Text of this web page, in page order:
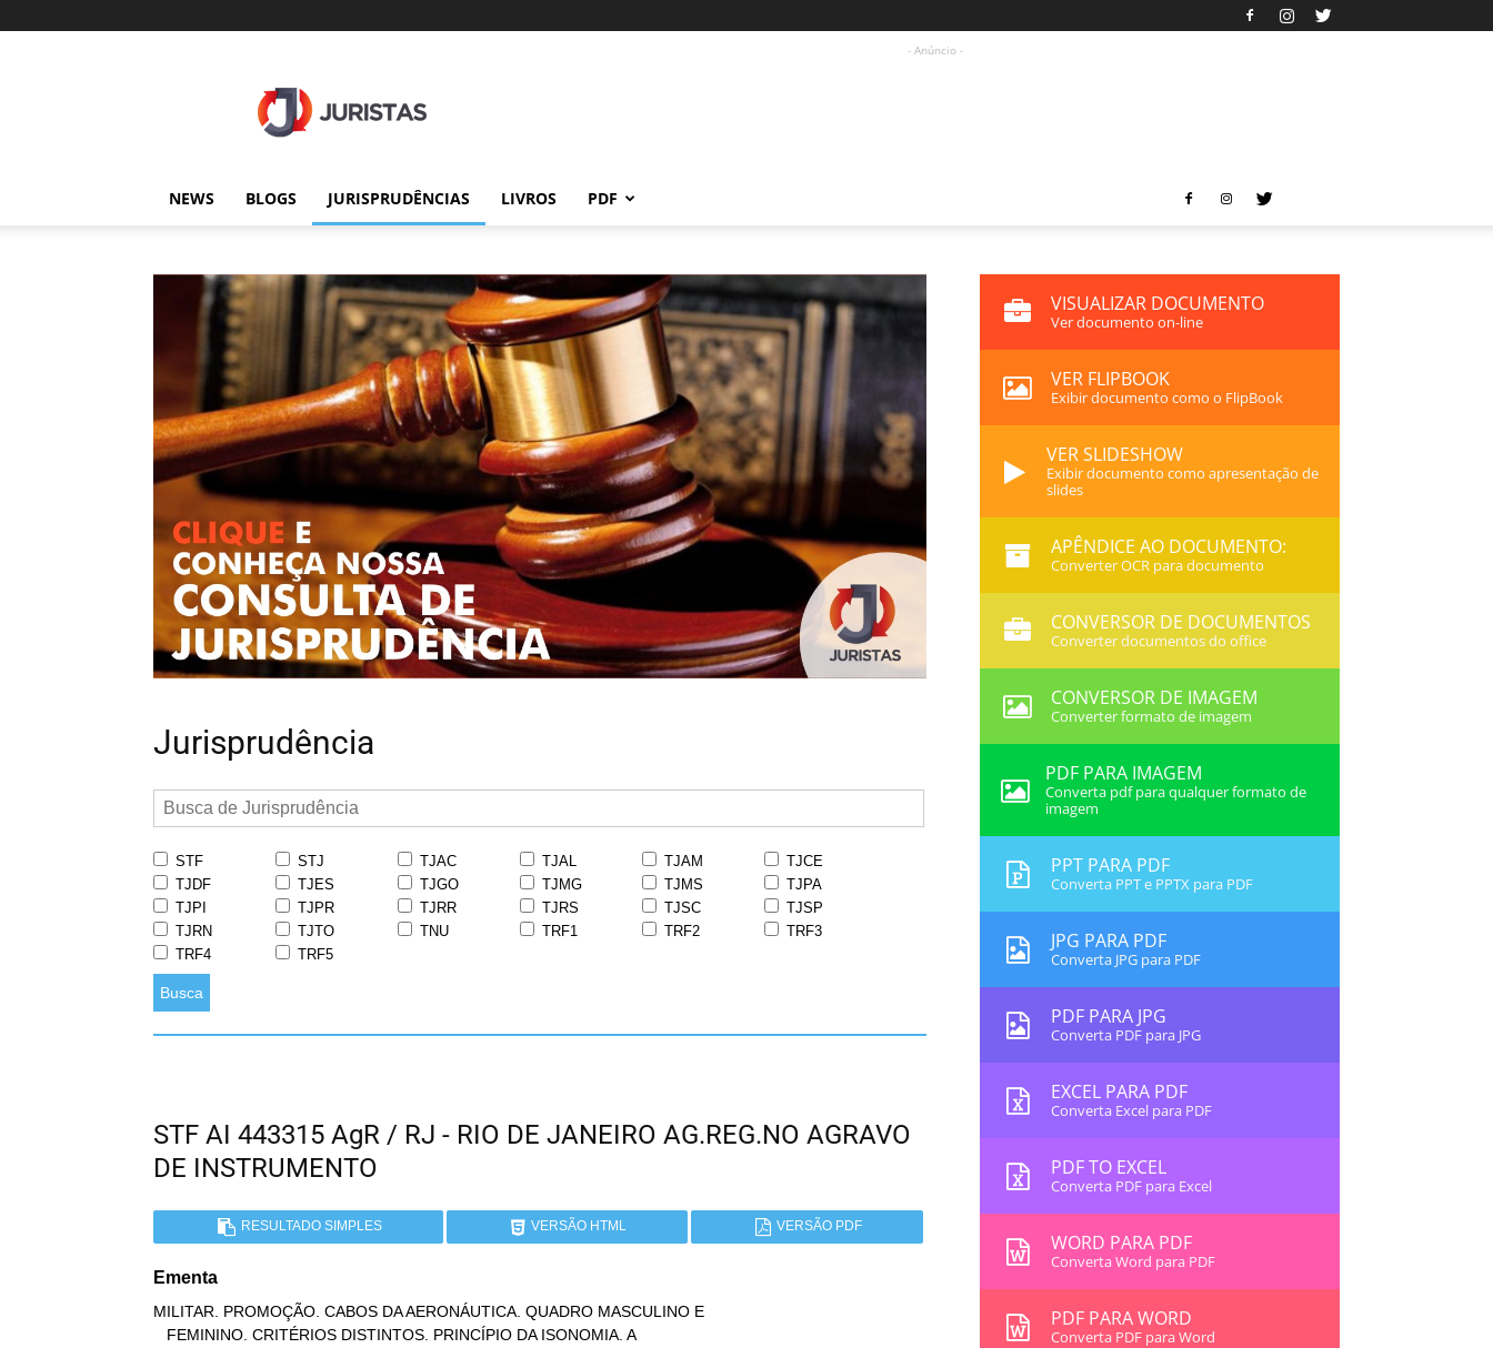
- Anúncio -
NEWS BLOGS JURISPRUDÊNCIAS LIVROS PDF
Jurisprudência
STF STJ TJAC TJAL TJAM
TJCE
TJDF
TJES TJGO TJMG TJMS
TJPA
TJPI
TJPR TJRR TJRS TJSC
TJSP
TJRN
TJTO TNU TRF1 TRF2
TRF3
TRF4
TRF5
Busca
STF AI 443315 AgR / RJ - RIO DE JANEIRO AG.REG.NO AGRAVO
DE INSTRUMENTO
RESULTADO SIMPLES VERSÃO HTML VERSÃO PDF
Ementa
MILITAR. PROMOÇÃO. CABOS DA AERONÁUTICA. QUADRO MASCULINO E
VISUALIZAR DOCUMENTO
Ver documento on-line
VER FLIPBOOK
Exibir documento como o FlipBook
VER SLIDESHOW
Exibir documento como apresentação de
slides
APÊNDICE AO DOCUMENTO:
Converter OCR para documento
CONVERSOR DE DOCUMENTOS
Converter documentos do office
CONVERSOR DE IMAGEM
Converter formato de imagem
PDF PARA IMAGEM
Converta pdf para qualquer formato de
imagem
PPT PARA PDF
Converta PPT e PPTX para PDF
JPG PARA PDF
Converta JPG para PDF
PDF PARA JPG
Converta PDF para JPG
EXCEL PARA PDF
Converta Excel para PDF
PDF TO EXCEL
Converta PDF para Excel
WORD PARA PDF
Converta Word para PDF
PDF PARA WORD
Converta PDF para Word